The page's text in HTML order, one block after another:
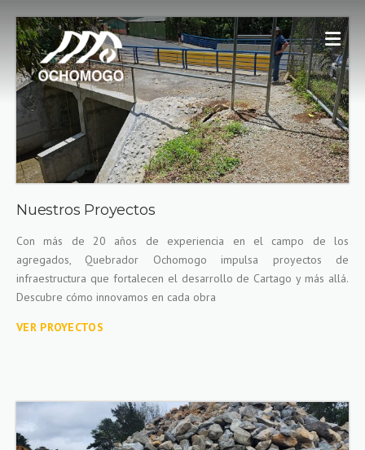
Nuestros Proyectos
Con más de 20 años de experiencia en el campo de los
agregados, Quebrador Ochomogo impulsa proyectos de
infraestructura que fortalecen el desarrollo de Cartago y más allá.
Descubre cómo innovamos en cada obra
VER PROYECTOS